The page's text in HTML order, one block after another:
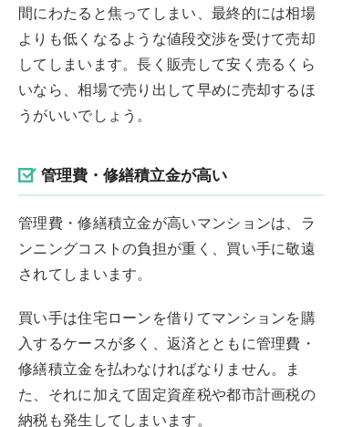
間にわたると焦ってしまい、最終的には相場
よりも低くなるような値段交渉を受けて売却
してしまいます。長く販売して安く売るくら
いなら、相場で売り出して早めに売却するほ
うがいいでしょう。
管理費・修繕積立金が高い
管理費・修繕積立金が高いマンションは、ラ
ンニングコストの負担が重く、買い手に敬遠
されてしまいます。
買い手は住宅ローンを借りてマンションを購
入するケースが多く、返済とともに管理費・
修繕積立金を払わなければなりません。ま
た、それに加えて固定資産税や都市計画税の
納税も発生してしまいます。